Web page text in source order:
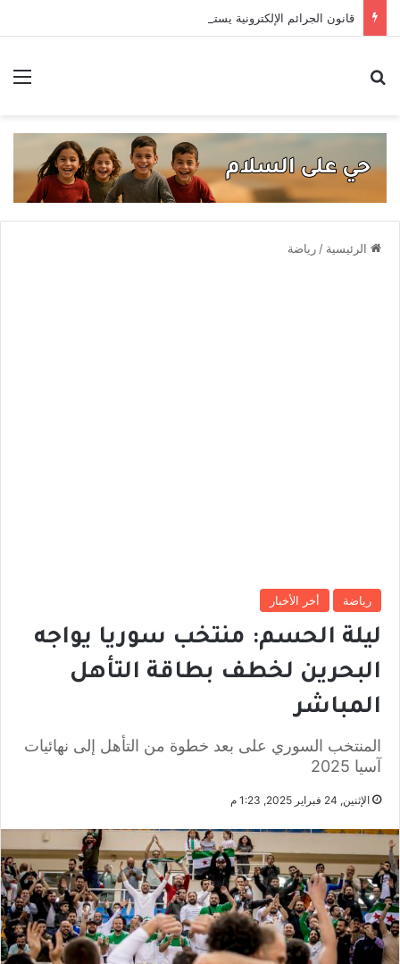
الرئيسية / رياضة
رياضة أخر الأخبار
ليلة الحسم: منتخب سوريا يواجه
البحرين لخطف بطاقة التأهل
المباشر
المنتخب السوري على بعد خطوة من التأهل إلى نهائيات
آسيا 2025
الإثنين, 24 فبراير 2025, 1:23 م